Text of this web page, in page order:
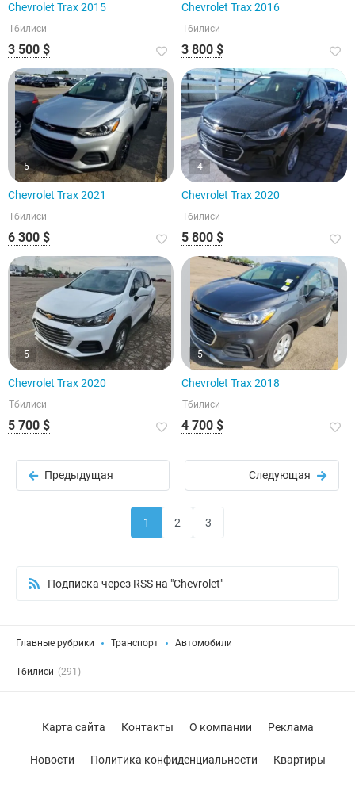
Chevrolet Trax 2015
Тбилиси
3 500 $
Chevrolet Trax 2016
Тбилиси
3 800 $
5
Chevrolet Trax 2021
Тбилиси
6 300 $
4
Chevrolet Trax 2020
Тбилиси
5 800 $
5
Chevrolet Trax 2020
Тбилиси
5 700 $
5
Chevrolet Trax 2018
Тбилиси
4 700 $
Предыдущая Следующая
1 2 3
Подписка через RSS на "Chevrolet"
Главные рубрики Транспорт Автомобили
Тбилиси (291)
Карта сайта Контакты О компании Реклама
Новости Политика конфиденциальности Квартиры